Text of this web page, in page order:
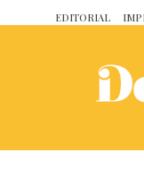
EDITORIAL